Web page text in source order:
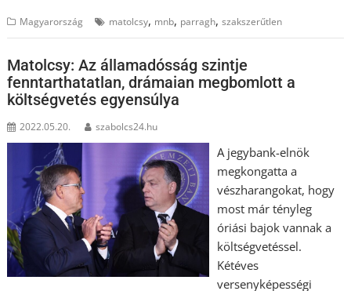
Magyarország matolcsy, mnb, parragh,szakszerűtlen
Matolcsy: Az államadósság szintje
fenntarthatatlan, drámaian megbomlott a
költségvetés egyensúlya
2022.05.20. szabolcs24.hu
A jegybank-elnök
megkongatta a
vészharangokat, hogy
most már tényleg
óriási bajok vannak a
költségvetéssel.
Kétéves
versenyképességi